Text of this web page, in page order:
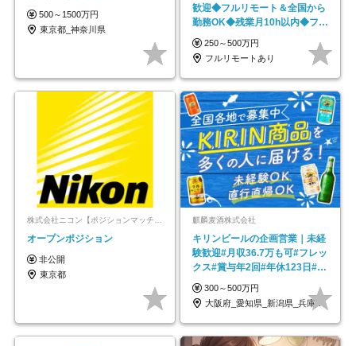
500～1500万円
東京都_神奈川県
歓迎◆フルリモート＆全国から
勤務OK◆残業月10h以内◆フレ
ックス制
250～500万円
フルリモートあり
株式会社ニコン【ポジションマッチ登録】
オープンポジション
非公開
東京都
麒麟麦酒株式会社
キリンビールの企画営業｜未経
験歓迎#月収36.7万も可#フレッ
クス#賞与年2回#年休123日#完
全週休2日制
300～500万円
大阪府_愛知県_新潟県_兵庫県_福岡県